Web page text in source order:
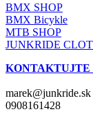
BMX SHOP
BMX Bicykle
MTB SHOP
JUNKRIDE
KONTAKTUJTE
marek@junkride.sk
0908161428